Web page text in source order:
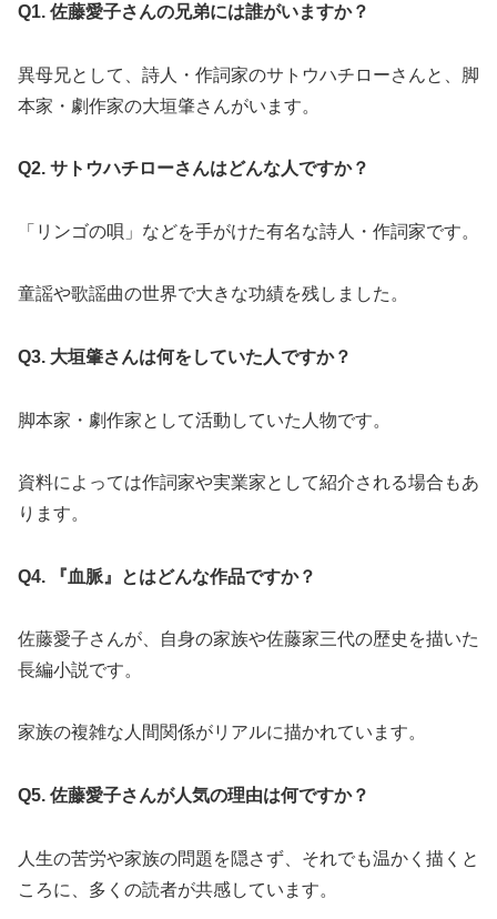
Q1. 佐藤愛子さんの兄弟には誰がいますか？
異母兄として、詩人・作詞家のサトウハチローさんと、脚
本家・劇作家の大垣肇さんがいます。
Q2. サトウハチローさんはどんな人ですか？
「リンゴの唄」などを手がけた有名な詩人・作詞家です。
童謡や歌謡曲の世界で大きな功績を残しました。
Q3. 大垣肇さんは何をしていた人ですか？
脚本家・劇作家として活動していた人物です。
資料によっては作詞家や実業家として紹介される場合もあ
ります。
Q4. 『血脈』とはどんな作品ですか？
佐藤愛子さんが、自身の家族や佐藤家三代の歴史を描いた
長編小説です。
家族の複雑な人間関係がリアルに描かれています。
Q5. 佐藤愛子さんが人気の理由は何ですか？
人生の苦労や家族の問題を隠さず、それでも温かく描くと
ころに、多くの読者が共感しています。